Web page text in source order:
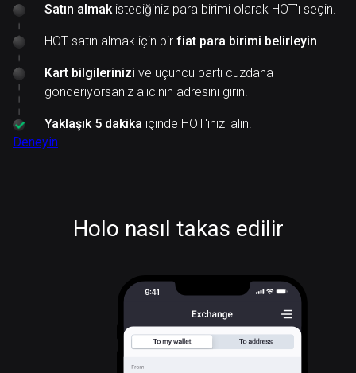
Satın almakistediğiniz para birimi olarak HOT'ı seçin.
HOT satın almak için bir fiat para birimi belirleyin.
Kart bilgilerinizi ve üçüncü parti cüzdana
gönderiyorsanız alıcının adresini girin.
Yaklaşık 5 dakika içinde HOT'ınızı alın!
Deneyin
Holo nasıl takas edilir